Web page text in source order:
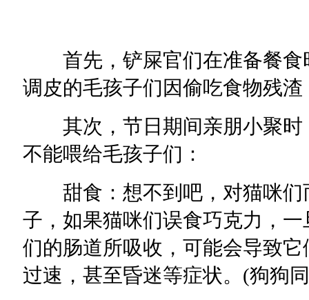
首先，铲屎官们在准备餐食
调皮的毛孩子们因偷吃食物残
其次，节日期间亲朋小聚时
不能喂给毛孩子们：
甜食：想不到吧，对猫咪们
子，如果猫咪们误食巧克力，
们的肠道所吸收，可能会导致
过速，甚至昏迷等症状。(狗狗